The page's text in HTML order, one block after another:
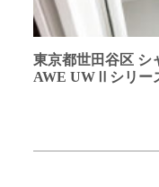
東京都世田谷区
AWE UWⅡシリー